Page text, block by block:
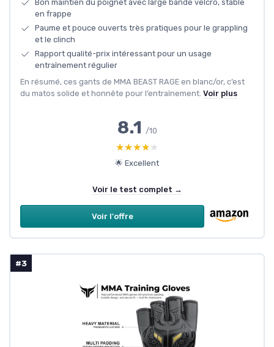
Bon maintien du poignet avec large bande velcro, stable
en frappe
Paume et pouce ouverts très pratiques pour le grappling
et le clinch
Rapport qualité-prix intéressant pour un usage
entraînement régulier
En résumé, ces gants de MMA BEAST RAGE en blanc/or, c’est
du matos solide et honnête pour l’entraînement. Voir plus
8.1 /10
★★★★★
★★★★★
🌟 Excellent
Voir le test complet →
Voir l'offre
#3